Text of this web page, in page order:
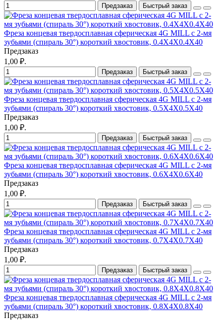
Предзаказ Быстрый заказ
Фреза концевая твердосплавная сферическая 4G MILL с 2-мя
зубьями (спираль 30°) короткий хвостовик, 0.4X4X0.4X40
Предзаказ
1,00 ₽.
Предзаказ Быстрый заказ
Фреза концевая твердосплавная сферическая 4G MILL с 2-мя
зубьями (спираль 30°) короткий хвостовик, 0.5X4X0.5X40
Предзаказ
1,00 ₽.
Предзаказ Быстрый заказ
Фреза концевая твердосплавная сферическая 4G MILL с 2-мя
зубьями (спираль 30°) короткий хвостовик, 0.6X4X0.6X40
Предзаказ
1,00 ₽.
Предзаказ Быстрый заказ
Фреза концевая твердосплавная сферическая 4G MILL с 2-мя
зубьями (спираль 30°) короткий хвостовик, 0.7X4X0.7X40
Предзаказ
1,00 ₽.
Предзаказ Быстрый заказ
Фреза концевая твердосплавная сферическая 4G MILL с 2-мя
зубьями (спираль 30°) короткий хвостовик, 0.8X4X0.8X40
Предзаказ